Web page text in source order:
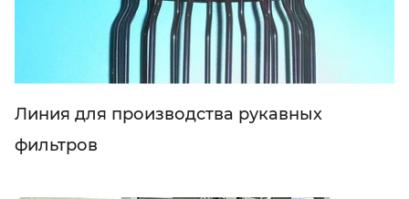
Линия для производства рукавных
фильтров